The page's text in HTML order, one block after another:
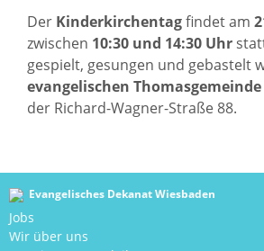
Der Kinderkirchentagfindet am
zwischen 10:30 und 14:30 Uhr
gespielt, gesungen und gebastelt
evangelischen
der Richard-Wagner-Straße 88.
Evangelisches Dekanat Wiesbaden
Jobs
Wir über uns